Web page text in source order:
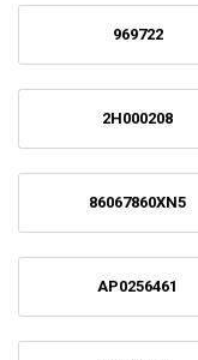
969722
2H000208
86067860XN5
AP0256461